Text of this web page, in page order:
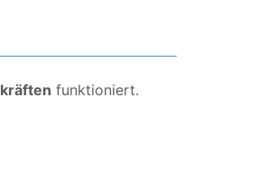
funktioniert.